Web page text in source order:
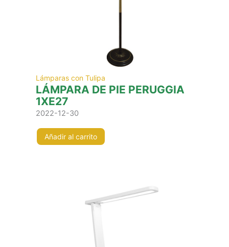
Lámparas con Tulipa
LÁMPARA DE PIE PERUGGIA
1XE27
2022-12-30
Añadir al carrito